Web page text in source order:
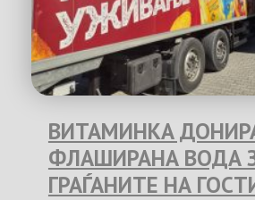
ВИТАМИНКА
ФЛАШИРАНА ВОДА
ГРАЃАНИТЕ НА